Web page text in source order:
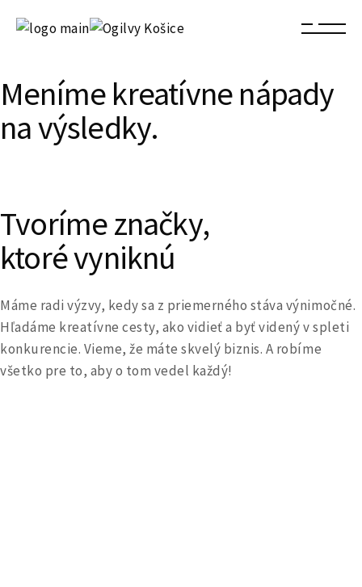
Meníme kreatívne nápady
navýsledky.
Tvoríme značky,
ktoré vyniknú
Máme radi výzvy, kedy sa z priemerného stáva výnimočné.
Hľadáme kreatívne cesty, ako vidieť a byť videný v spleti
konkurencie. Vieme, že máte skvelý biznis. A robíme
všetko pre to, aby o tom vedel každý!